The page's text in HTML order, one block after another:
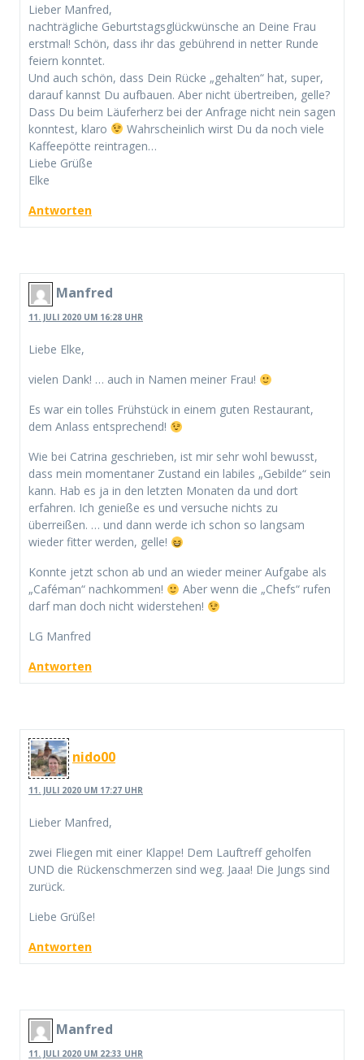
Lieber Manfred,
nachträgliche Geburtstagsglückwünsche an Deine Frau
erstmal! Schön, dass ihr das gebührend in netter Runde
feiern konntet.
Und auch schön, dass Dein Rücke „gehalten“ hat, super,
darauf kannst Du aufbauen. Aber nicht übertreiben, gelle?
Dass Du beim Läuferherz bei der Anfrage nicht nein sagen
konntest, klaro
Wahrscheinlich wirst Du da noch viele
Kaffeepötte reintragen…
Liebe Grüße
Elke
Antworten
Manfred
11. JULI 2020 UM 16:28 UHR
Liebe Elke,
vielen Dank! … auch in Namen meiner Frau!
Es war ein tolles Frühstück in einem guten Restaurant,
dem Anlass entsprechend!
Wie bei Catrina geschrieben, ist mir sehr wohl bewusst,
dass mein momentaner Zustand ein labiles „Gebilde“ sein
kann. Hab es ja in den letzten Monaten da und dort
erfahren. Ich genieße es und versuche nichts zu
überreißen. … und dann werde ich schon so langsam
wieder fitter werden, gelle!
Konnte jetzt schon ab und an wieder meiner Aufgabe als
„Caféman“ nachkommen!
Aber wenn die „Chefs“ rufen
darf man doch nicht widerstehen!
LG Manfred
Antworten
nido00
11. JULI 2020 UM 17:27 UHR
Lieber Manfred,
zwei Fliegen mit einer Klappe! Dem Lauftreff geholfen
UND die Rückenschmerzen sind weg. Jaaa! Die Jungs sind
zurück.
Liebe Grüße!
Antworten
Manfred
11. JULI 2020 UM 22:33 UHR